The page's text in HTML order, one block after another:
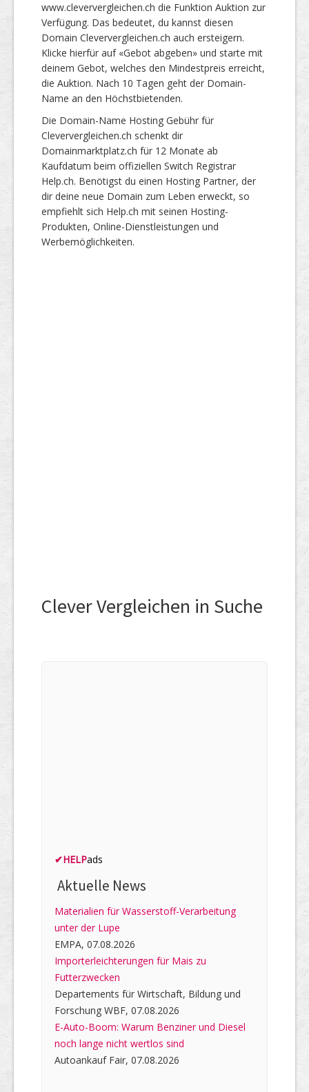
www.cleververgleichen.ch die Funktion Auktion zur
Verfügung. Das bedeutet, du kannst diesen
Domain Cleververgleichen.ch auch ersteigern.
Klicke hierfür auf «Gebot abgeben» und starte mit
deinem Gebot, welches den Mindestpreis erreicht,
die Auktion. Nach 10 Tagen geht der Domain-
Name an den Höchstbietenden.
Die Domain-Name Hosting Gebühr für
Cleververgleichen.ch schenkt dir
Domainmarktplatz.ch für 12 Monate ab
Kaufdatum beim offiziellen Switch Registrar
Help.ch. Benötigst du einen Hosting Partner, der
dir deine neue Domain zum Leben erweckt, so
empfiehlt sich Help.ch mit seinen Hosting-
Produkten, Online-Dienstleistungen und
Werbemöglichkeiten.
Clever Vergleichen in Suche
✔HELPads
Aktuelle News
Materialien für Wasserstoff-Verarbeitung
unter der Lupe
EMPA, 07.08.2026
Importerleichterungen für Mais zu
Futterzwecken
Departements für Wirtschaft, Bildung und
Forschung WBF, 07.08.2026
E-Auto-Boom: Warum Benziner und Diesel
noch lange nicht wertlos sind
Autoankauf Fair, 07.08.2026